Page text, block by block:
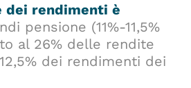
dei rendimenti è
pensione (11%-11,5%
al 26% delle rendite
dei rendimenti dei